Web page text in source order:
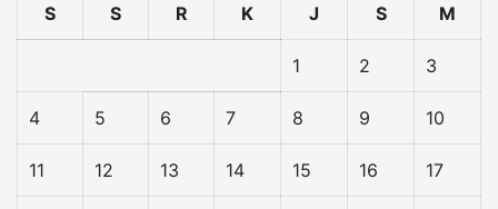
S
S R K J S M
1 2 3
4 5 6 7 8 9 10
11 12 13 14 15 16 17